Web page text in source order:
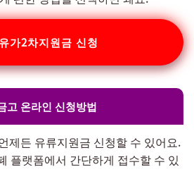
가2차지원금 신청
고 온라인 신청방법
제든 유류지원금 신청할 수 있어요.
플랫폼에서 간단하게 접수할 수 있